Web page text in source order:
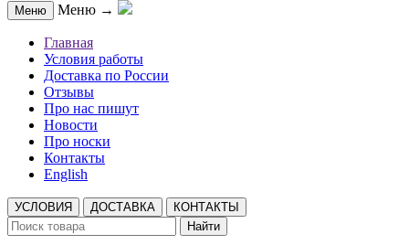
Меню Меню →
Главная
Условия работы
Доставка по России
Отзывы
Про нас пишут
Новости
Про носки
Контакты
English
УСЛОВИЯ ДОСТАВКА
КОНТАКТЫ
Найти